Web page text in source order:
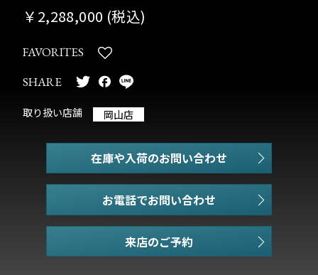
￥2,288,000 (税込)
FAVORITES
SHARE
取り扱い店舗 岡山店
在庫や入荷のお問い合わせ
お電話でお問い合わせ